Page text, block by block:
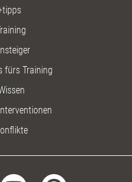
fürs Training